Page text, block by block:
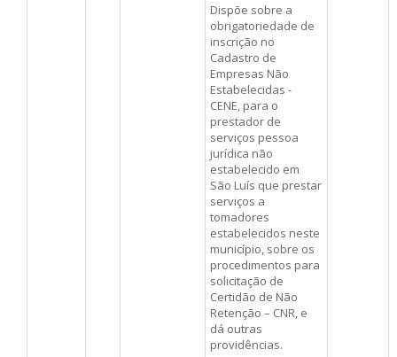
Dispõe sobre a
obrigatoriedade de
inscrição no
Cadastro de
Empresas Não
Estabelecidas -
CENE, para o
prestador de
serviços pessoa
jurídica não
estabelecido em
São Luís que prestar
serviços a
tomadores
estabelecidos neste
município, sobre os
procedimentos para
solicitação de
Certidão de Não
Retenção – CNR, e
dá outras
providências.